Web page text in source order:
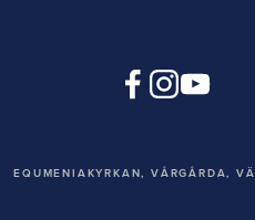
EQUMENIAKYRKAN, VÅRGÅRDA,